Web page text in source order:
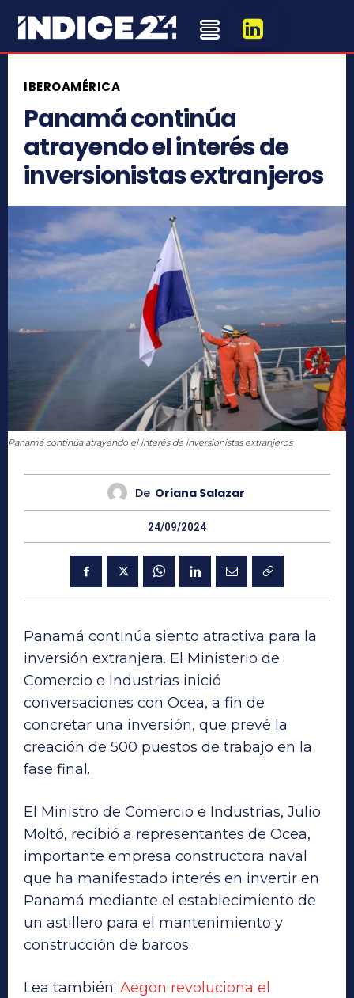
IBEROAMÉRICA
Panamá continúa
atrayendo el interés de
inversionistas extranjeros
Panamá continúa atrayendo el interés de inversionistas extranjeros
De Oriana Salazar
24/09/2024
Panamá continúa siento atractiva para la
inversión extranjera. El Ministerio de
Comercio e Industrias inició
conversaciones con Ocea, a fin de
concretar una inversión, que prevé la
creación de 500 puestos de trabajo en la
fase final.
El Ministro de Comercio e Industrias, Julio
Moltó, recibió a representantes de Ocea,
importante empresa constructora naval
que ha manifestado interés en invertir en
Panamá mediante el establecimiento de
un astillero para el mantenimiento y
construcción de barcos.
Lea también: Aegon revoluciona el